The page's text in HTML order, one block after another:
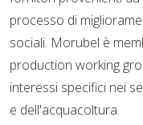
processo di
sociali. Morubel è
production working
interessi specifici nei
e dell'acquacoltura.